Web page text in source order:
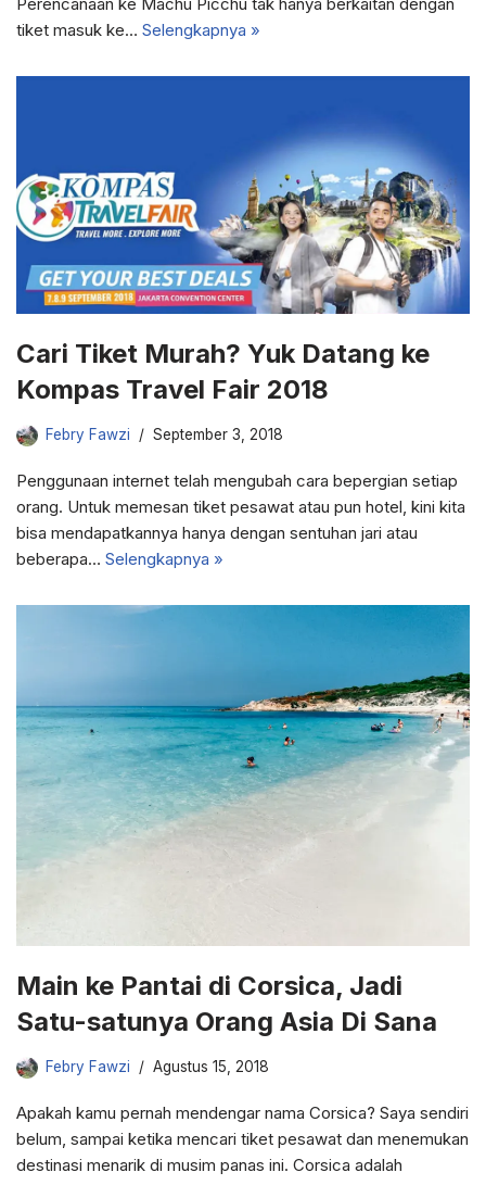
tiket masuk ke… Selengkapnya »
Cari Tiket Murah? Yuk Datang ke
Kompas Travel Fair 2018
Febry Fawzi September 3, 2018
Penggunaan internet telah mengubah cara bepergian setiap
orang. Untuk memesan tiket pesawat atau pun hotel, kini kita
bisa mendapatkannya hanya dengan sentuhan jari atau
beberapa… Selengkapnya »
Main ke Pantai di Corsica, Jadi
Satu-satunya Orang Asia Di Sana
Febry Fawzi Agustus 15, 2018
Apakah kamu pernah mendengar nama Corsica? Saya sendiri
belum, sampai ketika mencari tiket pesawat dan menemukan
destinasi menarik di musim panas ini. Corsica adalah